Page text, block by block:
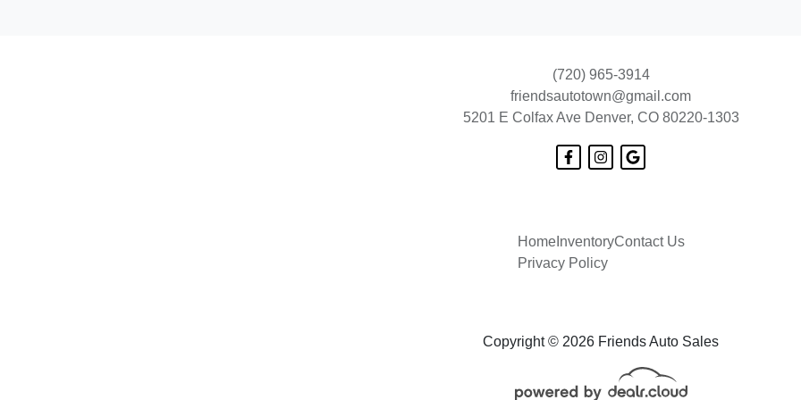
Copyright © 2026 Friends Auto Sales
(720) 965-3914
friendsautotown@gmail.com
5201 E Colfax Ave Denver, CO 80220-1303
HomeInventoryContact Us
Privacy Policy